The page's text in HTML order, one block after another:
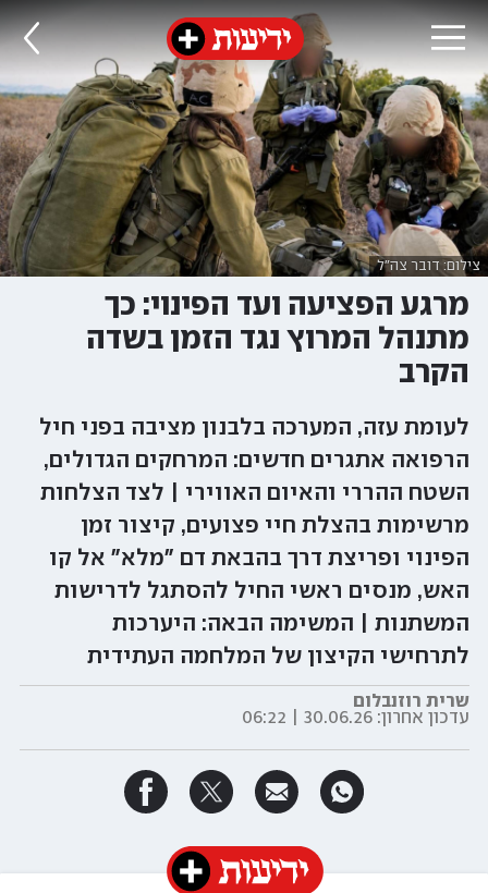
צילום: דובר צה"ל
מרגע הפציעה ועד הפינוי: כך
מתנהל המרוץ נגד הזמן בשדה
הקרב
לעומת עזה, המערכה בלבנון מציבה בפני חיל
הרפואה אתגרים חדשים: המרחקים הגדולים,
השטח ההררי והאיום האווירי | לצד הצלחות
מרשימות בהצלת חיי פצועים, קיצור זמן
הפינוי ופריצת דרך בהבאת דם "מלא" אל קו
האש, מנסים ראשי החיל להסתגל לדרישות
המשתנות | המשימה הבאה: היערכות
לתרחישי הקיצון של המלחמה העתידית
שרית רוזנבלום
עדכון אחרון:30.06.26 | 06:22